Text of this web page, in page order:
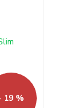
19 %